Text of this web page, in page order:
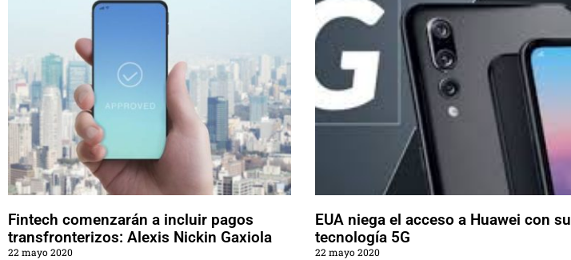
Fintech comenzarán a incluir pagos
transfronterizos: Alexis Nickin Gaxiola
22 mayo 2020
EUA niega el acceso a Huawei con su
tecnología 5G
22 mayo 2020